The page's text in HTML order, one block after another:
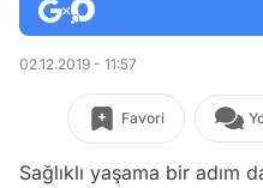
02.12.2019 - 11:57
Favori
Sağlıklı yaşama bir adım